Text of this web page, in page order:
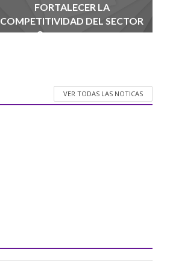
FORTALECER LA
COMPETITIVIDAD DEL SECTOR
agosto 1, 2026
VER TODAS LAS NOTICAS